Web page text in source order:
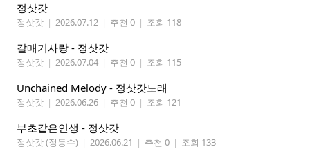
정삿갓
정삿갓 | 2026.07.12 | 추천 0 | 조회 118
갈매기사랑 - 정삿갓
정삿갓 | 2026.07.04 | 추천 0 | 조회 115
Unchained Melody - 정삿갓노래
정삿갓 | 2026.06.26 | 추천 0 | 조회 121
부초같은인생 - 정삿갓
정삿갓 (정동수) | 2026.06.21 | 추천 0 | 조회 133